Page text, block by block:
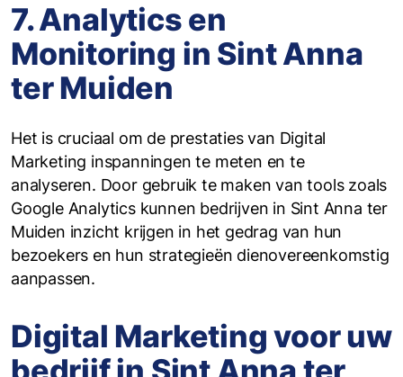
7. Analytics en
Monitoring in Sint Anna
ter Muiden
Het is cruciaal om de prestaties van Digital
Marketing inspanningen te meten en te
analyseren. Door gebruik te maken van tools zoals
Google Analytics kunnen bedrijven in Sint Anna ter
Muiden inzicht krijgen in het gedrag van hun
bezoekers en hun strategieën dienovereenkomstig
aanpassen.
Digital Marketing voor uw